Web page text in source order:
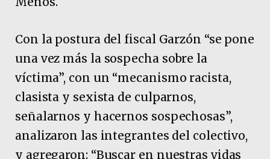
Con la postura del fiscal Garzón “se pone
una vez más la sospecha sobre la
víctima”, con un “mecanismo racista,
clasista y sexista de culparnos,
señalarnos y hacernos sospechosas”,
analizaron las integrantes del colectivo,
y agregaron: “Buscar en nuestras vidas